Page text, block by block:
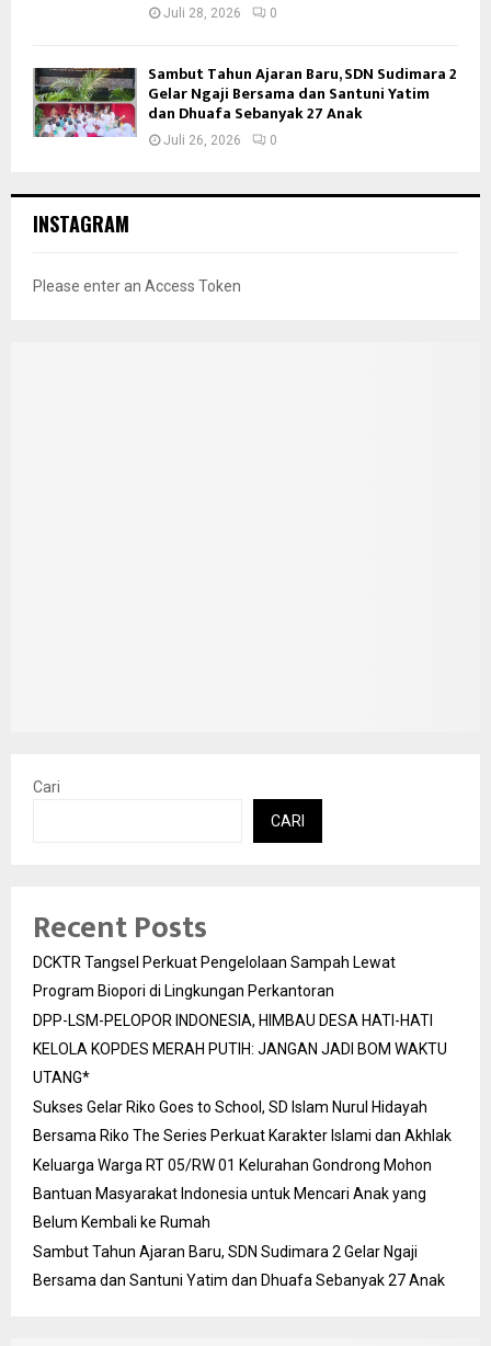
Juli 28, 2026 0
Sambut Tahun Ajaran Baru, SDN Sudimara 2
Gelar Ngaji Bersama dan Santuni Yatim
dan Dhuafa Sebanyak 27 Anak
Juli 26, 2026 0
INSTAGRAM
Please enter an Access Token
DPP-LSM-PELOPOR INDONESIA, HIMBAU DESA HATI-HATI
KELOLA KOPDES MERAH PUTIH: JANGAN JADI BOM WAKTU
UTANG*
Sukses Gelar Riko Goes to School, SD Islam Nurul Hidayah
Bersama Riko The Series Perkuat Karakter Islami dan Akhlak
Keluarga Warga RT 05/RW 01 Kelurahan Gondrong Mohon
Bantuan Masyarakat Indonesia untuk Mencari Anak yang
Belum Kembali ke Rumah
Sambut Tahun Ajaran Baru, SDN Sudimara 2 Gelar Ngaji
Bersama dan Santuni Yatim dan Dhuafa Sebanyak 27 Anak